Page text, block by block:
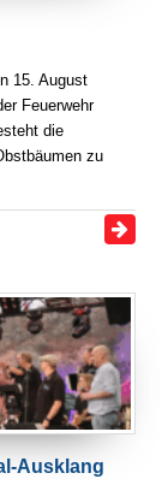
15. August
Feuerwehr
die
zu
Ausklang